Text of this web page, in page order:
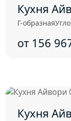
Кухня
Г-образная
от 156
Кухня